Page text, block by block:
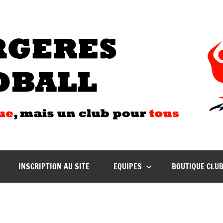
INSCRIPTION AU SITE EQUIPES BOUTIQUE CLUB